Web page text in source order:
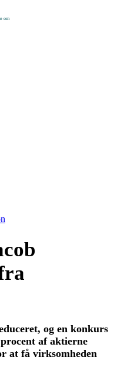
om
og en konkurs
af aktierne
at få virksomheden